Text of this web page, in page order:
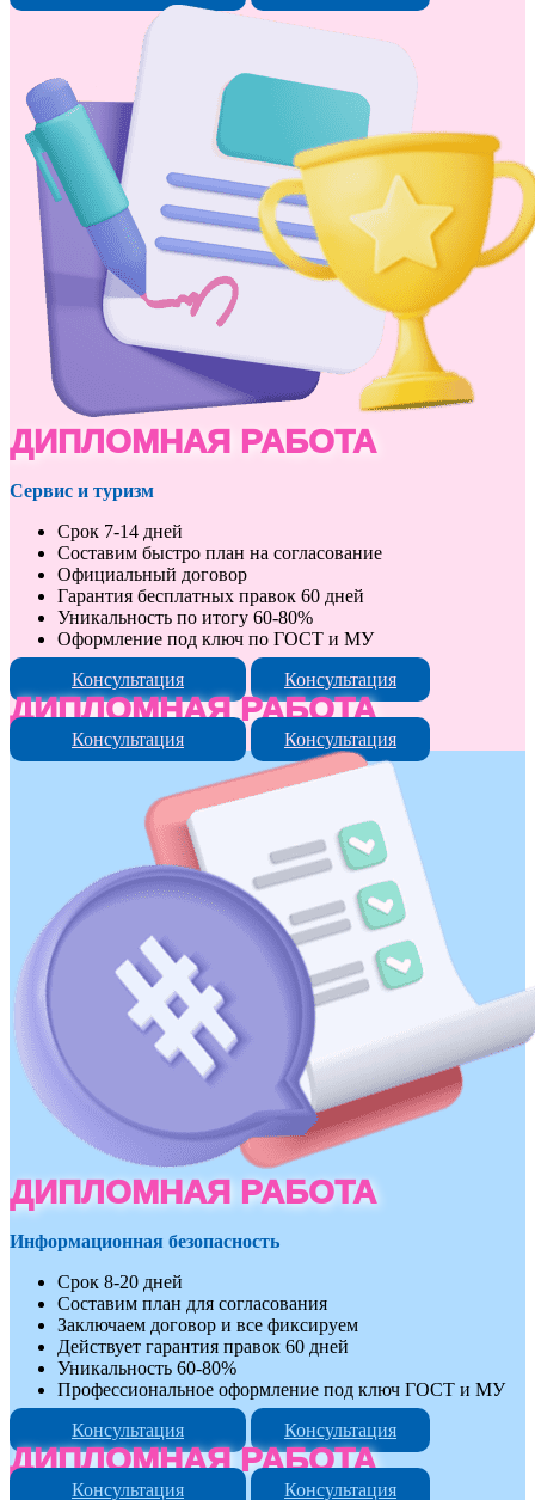
ДИПЛОМНАЯ РАБОТА
Сервис и туризм
Срок 7-14 дней
Составим быстро план на согласование
Официальный договор
Гарантия бесплатных правок 60 дней
Уникальность по итогу 60-80%
Оформление под ключ по ГОСТ и МУ
Консультация
Консультация
ДИПЛОМНАЯ РАБОТА
Консультация Консультация
ДИПЛОМНАЯ РАБОТА
Информационная безопасность
Срок 8-20 дней
Составим план для согласования
Заключаем договор и все фиксируем
Действует гарантия правок 60 дней
Уникальность 60-80%
Профессиональное оформление под ключ ГОСТ и МУ
Консультация
Консультация
ДИПЛОМНАЯ РАБОТА
Консультация Консультация